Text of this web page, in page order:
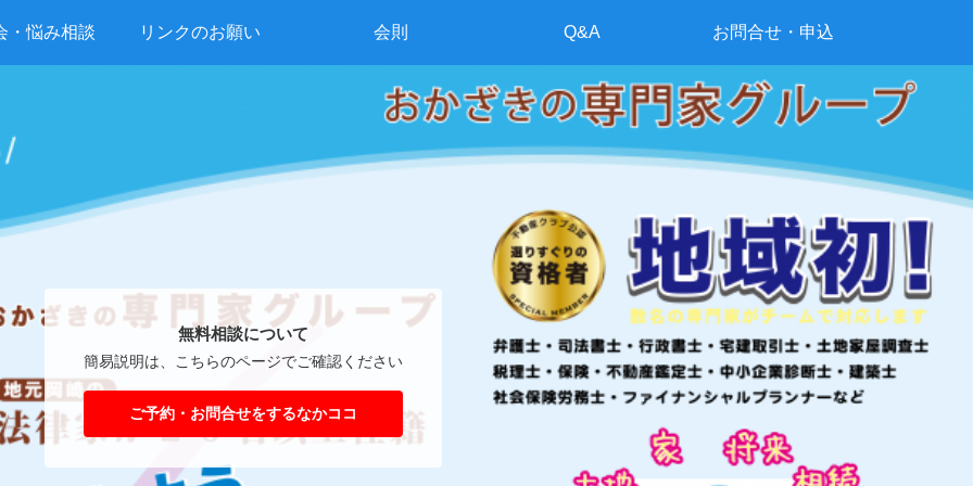
・悩み相談 リンクのお願い 会則 Q&A お問合せ・申込
無料相談について
簡易説明は、こちらのページでご確認ください
ご予約・お問合せをするなかココ